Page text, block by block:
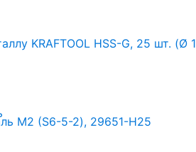
KRAFTOOL HSS-G, 25 шт. (Ø